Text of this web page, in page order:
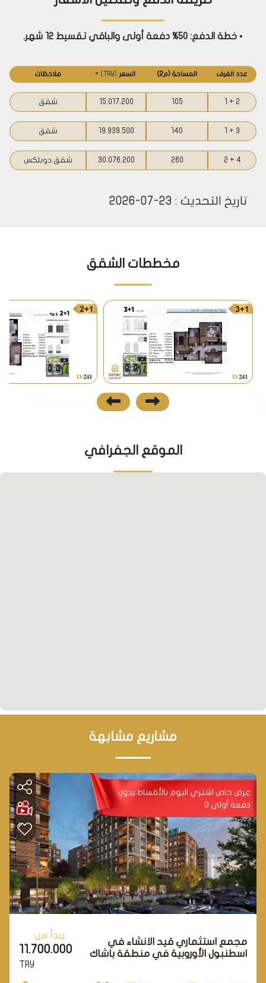
الرعاية الصحية: يقع مشروعنا على مسافة قريبة من أهم
بعد 4 دقائق .
والجامعات المرموقة، مثل مدارس الإمام الخطيب ، مدارس
الجزيرة الدولية ، وجامعة الخليج على بعد 7 دقائق.
من المشروع، مما يسهل عليك إنجاز جميع المعاملات
التسوق والترفيه: يمكنك الاستمتاع بالتسوق والترفيه في
خط مترو7M يبعد عن المشروع مسافة 5 دقائق، مما يوفر
لك خيارات واسعة للتنقل في جميع أنحاء المدينة.
حافلات عامة: تتوفر العديد من خطوط الحافلات العامة
التي تمر بالقرب من المشروع، مما يزيد من خيارات التنقل
• خطة الدفع: 50% دفعة أولى والباقي تقسيط 12 شهر.
عدد الغرف المساحة(م2) السعر (
TRY
) ملاحظات
2 + 1
105
15.017.200 شقق
3 + 1
140
19.939.500 شقق
4 + 2
260
30.076.200 شقق.دوبلكس
تاريخ التحديث : 23-07-2026
مخططات الشقق
الموقع الجفرافي
مشاريع مشابهة
عرض خاص اشتري اليوم بالأقساط بدون
دفعة أولى 0
مجمع استثماري قيد الانشاء في
اسطنبول الأوروبية في منطقة باشاك
يبدأ من:
11.700.000
TRY